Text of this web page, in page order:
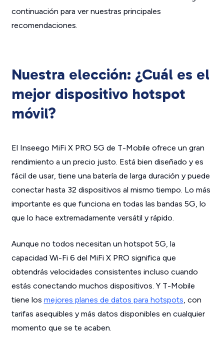
continuación para ver nuestras principales
recomendaciones.
Nuestra elección: ¿Cuál es el
mejor dispositivo hotspot
móvil?
El Inseego MiFi X PRO 5G de T-Mobile ofrece un gran
rendimiento a un precio justo. Está bien diseñado y es
fácil de usar, tiene una batería de larga duración y puede
conectar hasta 32 dispositivos al mismo tiempo. Lo más
importante es que funciona en todas las bandas 5G, lo
que lo hace extremadamente versátil y rápido.
Aunque no todos necesitan un hotspot 5G, la
capacidad Wi-Fi 6 del MiFi X PRO significa que
obtendrás velocidades consistentes incluso cuando
estás conectando muchos dispositivos. Y T-Mobile
tiene los mejores planes de datos para hotspots, con
tarifas asequibles y más datos disponibles en cualquier
momento que se te acaben.